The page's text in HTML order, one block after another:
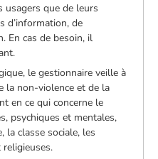
usagers que de leurs
d’information, de
En cas de besoin, il
le gestionnaire veille à
la non-violence et de la
en ce qui concerne le
psychiques et mentales,
la classe sociale, les